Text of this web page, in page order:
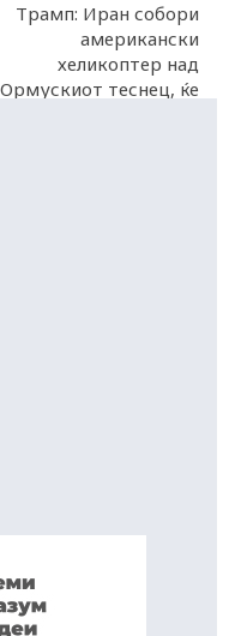
Трамп: Иран собори
американски
хеликоптер над
Ормускиот теснец, ќе